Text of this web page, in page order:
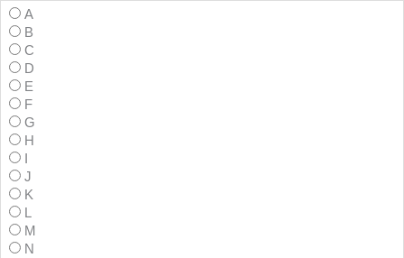
A
B
C
D
E
F
G
H
J
K
L
M
N